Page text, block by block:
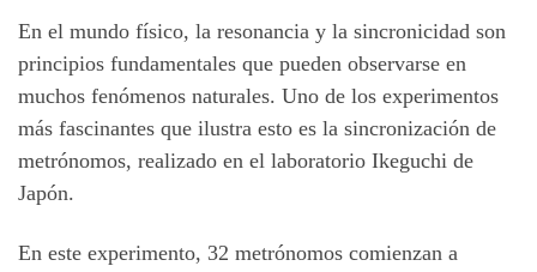
En el mundo físico, la resonancia y la sincronicidad son
principios fundamentales que pueden observarse en
muchos fenómenos naturales. Uno de los experimentos
más fascinantes que ilustra esto es la sincronización de
metrónomos, realizado en el laboratorio Ikeguchi de
Japón.
En este experimento, 32 metrónomos comienzan a